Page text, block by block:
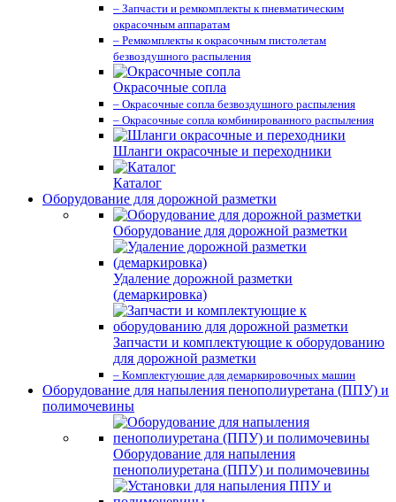
– Запчасти и ремкомплекты к пневматическим
окрасочным аппаратам
– Ремкомплекты к окрасочным пистолетам
безвоздушного распыления
Окрасочные сопла
– Окрасочные сопла безвоздушного распыления
– Окрасочные сопла комбинированного распыления
Шланги окрасочные и переходники
Каталог
Оборудование для дорожной разметки
Оборудование для дорожной разметки
Удаление дорожной разметки
(демаркировка)
Запчасти и комплектующие к оборудованию
для дорожной разметки
– Комплектующие для демаркировочных машин
Оборудование для напыления пенополиуретана (ППУ) и
полимочевины
Оборудование для напыления
пенополиуретана (ППУ) и полимочевины